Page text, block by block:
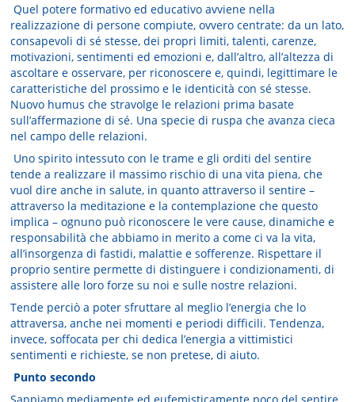
Quel potere formativo ed educativo avviene nella
realizzazione di persone compiute, ovvero centrate: da un lato,
consapevoli di sé stesse, dei propri limiti, talenti, carenze,
motivazioni, sentimenti ed emozioni e, dall’altro, all’altezza di
ascoltare e osservare, per riconoscere e, quindi, legittimare le
caratteristiche del prossimo e le identicità con sé stesse.
Nuovo humus che stravolge le relazioni prima basate
sull’affermazione di sé. Una specie di ruspa che avanza cieca
nel campo delle relazioni.
Uno spirito intessuto con le trame e gli orditi del sentire
tende a realizzare il massimo rischio di una vita piena, che
vuol dire anche in salute, in quanto attraverso il sentire –
attraverso la meditazione e la contemplazione che questo
implica – ognuno può riconoscere le vere cause, dinamiche e
responsabilità che abbiamo in merito a come ci va la vita,
all’insorgenza di fastidi, malattie e sofferenze. Rispettare il
proprio sentire permette di distinguere i condizionamenti, di
assistere alle loro forze su noi e sulle nostre relazioni.
Tende perciò a poter sfruttare al meglio l’energia che lo
attraversa, anche nei momenti e periodi difficili. Tendenza,
invece, soffocata per chi dedica l’energia a vittimistici
sentimenti e richieste, se non pretese, di aiuto.
Punto secondo